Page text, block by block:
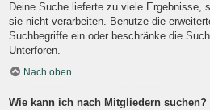
Deine Suche lieferte zu viele Ergebnisse,
sie nicht verarbeiten. Benutze die
Suchbegriffe ein oder beschränke die
Unterforen.
Nach oben
Wie kann ich nach Mitgliedern suchen?